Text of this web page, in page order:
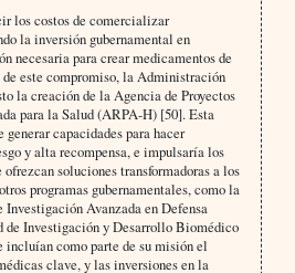
los costos de comercializar
la inversión gubernamental en
necesaria para crear medicamentos de
este compromiso, la Administración
la creación de la Agencia de Proyectos
para la Salud (ARPA-H) [50]. Esta
generar capacidades para hacer
y alta recompensa, e impulsaría los
soluciones transformadoras a los
programas gubernamentales, como la
Investigación Avanzada en Defensa
Investigación y Desarrollo Biomédico
incluían como parte de su misión el
clave, y las inversiones en la